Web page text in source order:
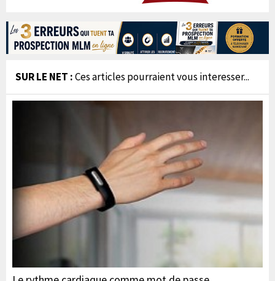
SUR LE NET :Ces articles pourraient vous interesser...